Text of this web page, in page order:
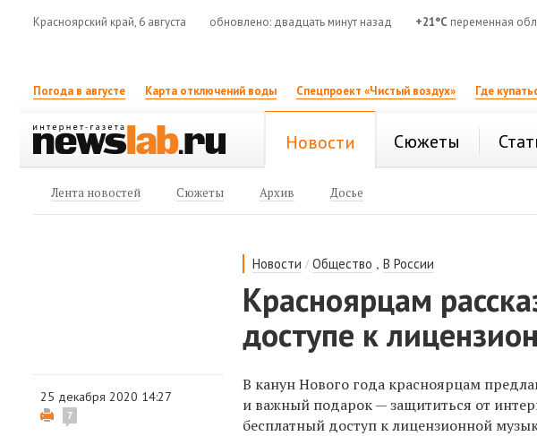
Красноярский край, 6 августа обновлено: двадцать минут назад +21°C переменная
Погода в августе Карта отключений воды Спецпроект «Чистый воздух» Где
Новости Сюжеты
Лента новостей Сюжеты Архив Досье
Новости /Общество ,В России
Красноярцам
доступе к
25 декабря 2020 14:27
7
В канун Нового года красноярцам
и важный подарок — защититься от
бесплатный доступ к лицензионной